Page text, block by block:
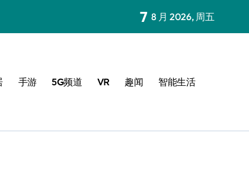
7 8 月 2026, 周五
手游 5G频道 VR 趣闻 智能生活